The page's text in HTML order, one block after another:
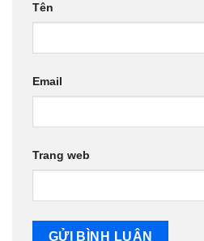
Tên
Email
Trang web